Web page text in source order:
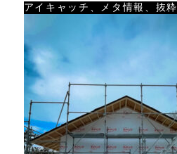
アイキャッチ、メタ情報、抜粋